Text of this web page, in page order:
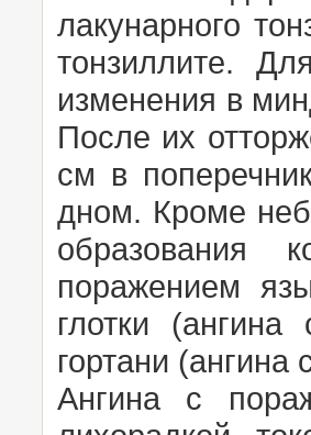
лакунарного
тонзиллите.
изменения в
После их
см в
дном. Кроме
образования
поражением
глотки
гортани (ангина
Ангина с